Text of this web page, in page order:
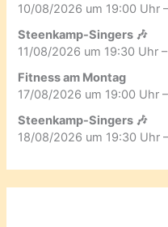
10/08/2026 um 19:00 Uhr
Steenkamp-Singers 🎶
11/08/2026 um 19:30 Uhr
Fitness am Montag
17/08/2026 um 19:00 Uhr
Steenkamp-Singers 🎶
18/08/2026 um 19:30 Uhr